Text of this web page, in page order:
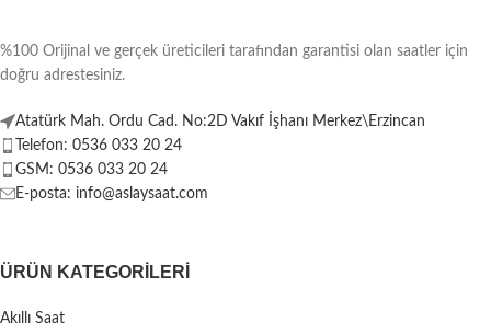
%100 Orijinal ve gerçek üreticileri tarafından garantisi olan saatler için
doğru adrestesiniz.
Atatürk Mah. Ordu Cad. No:2D Vakıf İşhanı Merkez\Erzincan
Telefon: 0536 033 20 24
GSM: 0536 033 20 24
E-posta: info@aslaysaat.com
ÜRÜN KATEGORILERI
Akıllı Saat